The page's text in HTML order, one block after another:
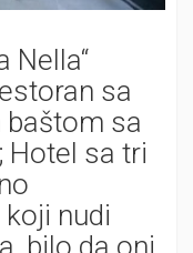
Nella“
sa
sa
Hotel sa tri
nudi